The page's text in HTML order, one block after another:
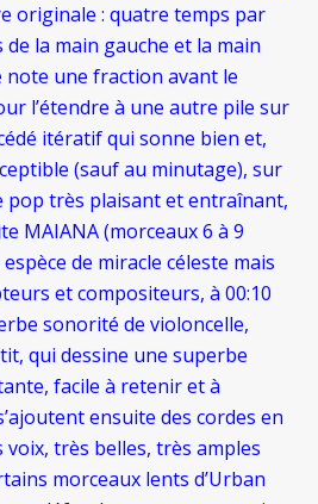
originale : quatre temps par
la main gauche et la main
une fraction avant le
l’étendre à une autre pile sur
itératif qui sonne bien et,
(sauf au minutage), sur
pop très plaisant et entraînant,
MAIANA (morceaux 6 à 9
de miracle céleste mais
et compositeurs, à 00:10
sonorité de violoncelle,
qui dessine une superbe
facile à retenir et à
ensuite des cordes en
voix, très belles, très amples
morceaux lents d’Urban